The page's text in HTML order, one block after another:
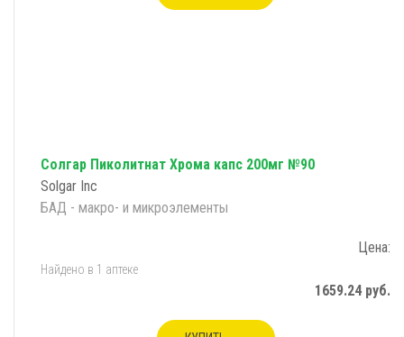
Солгар Пиколитнат Хрома капс 200мг №90
Solgar Inc
БАД - макро- и микроэлементы
Цена:
Найдено в 1 аптеке
1659.24 руб.